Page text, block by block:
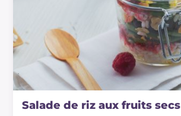
Salade de riz aux fruits secs